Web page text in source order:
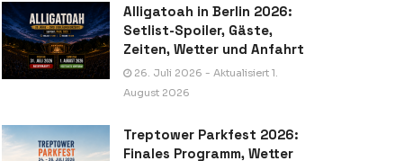
Alligatoah in Berlin 2026:
Setlist-Spoiler, Gäste,
Zeiten, Wetter und Anfahrt
26. Juli 2026 - Aktualisiert 1.
August 2026
Treptower Parkfest 2026:
Finales Programm, Wetter